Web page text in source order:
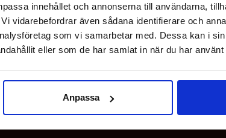
innehållet och annonserna till användarna,
vidarebefordrar även sådana identifierare och
som vi samarbetar med. Dessa kan i
eller som de har samlat in när du har
Anpassa